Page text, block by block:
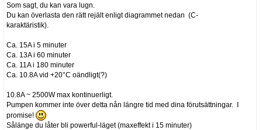
Som sagt, du kan vara lugn.
Du kan överlasta den rätt rejält enligt diagrammet nedan (C-
karaktäristik).
Ca. 15A i 5 minuter
Ca. 13A i 60 minuter
Ca. 11A i 180 minuter
Ca. 10.8A vid +20°C oändligt(?)
10.8A ~ 2500W max kontinuerligt.
Pumpen kommer inte över detta nån längre tid med dina förutsättningar. I
promise!
Sålänge du låter bli powerful-läget (maxeffekt i 15 minuter)